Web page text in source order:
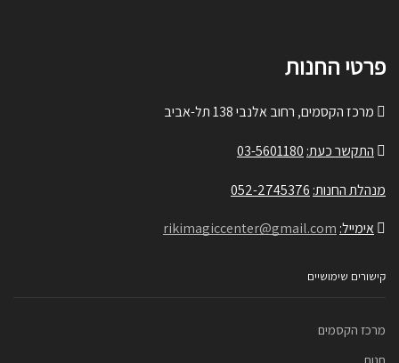
פרטי החנות
מרכז הקסמים, רחוב אלנבי 138 תל-אביב
התקשר כעת: 03-5601180
מנהלת החנות: 052-2745376
אימייל: rikimagiccenter@gmail.com
קישורים שימושיים
מרכז הקסמים
חנות